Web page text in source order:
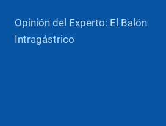
Opinión del Experto: El Balón
Intragástrico